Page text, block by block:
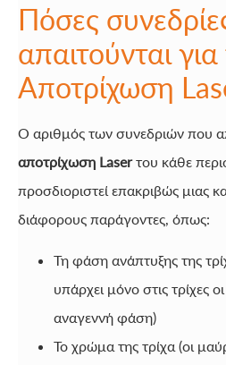
Πόσες
απαιτούνται
Αποτρίχωση
Ο αριθμός των συνεδριών που
αποτρίχωση Laserτου κάθε
προσδιοριστεί επακριβώς μιας
διάφορους παράγοντες, όπως:
Τη φάση ανάπτυξης της
υπάρχει μόνο στις τρίχες
αναγεννή φάση)
Το χρώμα της τρίχα (οι